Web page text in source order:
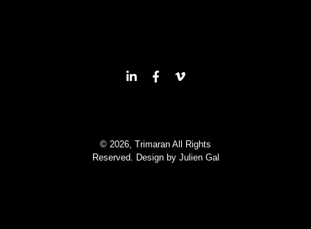
© 2026, Trimaran All Rights
Reserved. Design byJulien Gal